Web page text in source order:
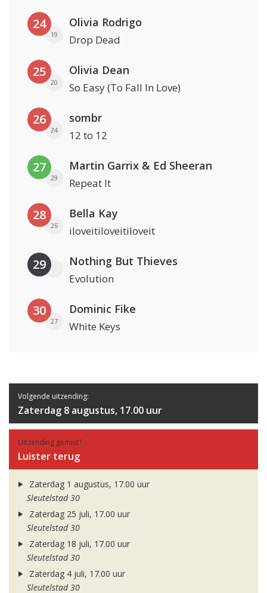
24
19
Olivia Rodrigo
Drop Dead
25
20
Olivia Dean
So Easy (To Fall In Love)
26
24
sombr
12 to 12
27
29
Martin Garrix & Ed Sheeran
Repeat It
28
25
Bella Kay
iloveitiloveitiloveit
29 Nothing But Thieves
Evolution
30
27
Dominic Fike
White Keys
Volgende uitzending:
Zaterdag 8 augustus, 17.00 uur
Uitzending gemist?
Luister terug
Zaterdag 1 augustus, 17.00 uur
Sleutelstad 30
Zaterdag 25 juli, 17.00 uur
Sleutelstad 30
Zaterdag 18 juli, 17.00 uur
Sleutelstad 30
Zaterdag 4 juli, 17.00 uur
Sleutelstad 30